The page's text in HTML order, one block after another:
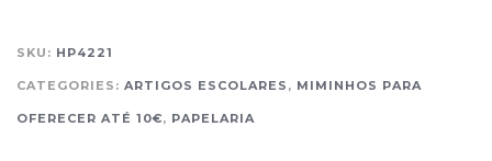
SKU: HP4221
CATEGORIES: ARTIGOS ESCOLARES , MIMINHOS PARA
OFERECER ATÉ 10€, PAPELARIA